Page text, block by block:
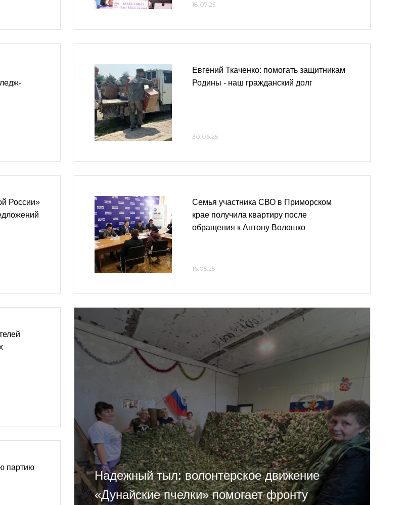
России»
18.07.25
Евгений Ткаченко: помогать защитникам
Родины - наш гражданский долг
30.06.25
Семья участника СВО в Приморском
крае получила квартиру после
обращения к Антону Волошко
16.05.25
партию
Надежный тыл: волонтерское движение
«Дунайские пчелки» помогает фронту